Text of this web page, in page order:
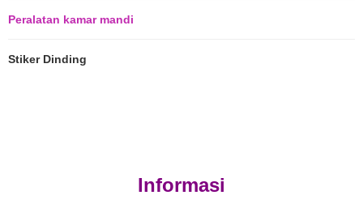
Peralatan kamar mandi
Stiker Dinding
Informasi